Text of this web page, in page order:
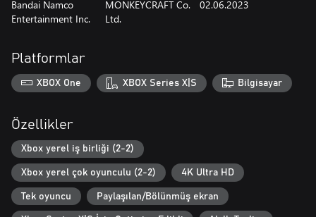
Kral gençliğinde, babası Büyük Kral tarafından sıkı bir eğitimden
geçirildi. Kral'ın çocukluğundan tamamlayabileceğin yeni görevler
5 yepyeni görevde Kral'ın zorlu eğitimine ve sıkı antrenmanlarına
katıl.
Genç Kral bu zorlu görevleri tamamlayabilecek mi?
Bunlara ek olarak yeni eklenen selfie moduyla Prens ve kuzenleri
Katamariyi yuvarla, nesneleri katamariye kat ve onu daha da
büyüt.
Ataçlardan etraftaki atıştırmalıklara, telefon direklerinden şehirdeki
binalara kadar her şeyi, hatta insanlar ve hayvanlar gibi canlıları
bile toplayabilirsin. Katamari tamamlandığında gece gökyüzünü
Bandai Namco
Entertainment Inc.
MONKEYCRAFT Co.
Ltd.
02.06.2023
Platformlar
XBOX One XBOX Series X|S Bilgisayar
Özellikler
Xbox yerel iş birliği (2-2)
Xbox yerel çok oyunculu (2-2) 4K Ultra HD
Tek oyuncu Paylaşılan/Bölünmüş ekran